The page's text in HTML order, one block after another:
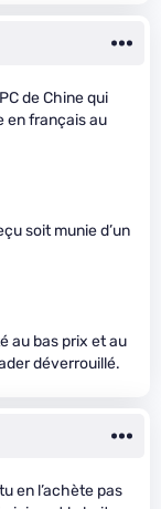
de Chine qui
en français au
soit munie d’un
au bas prix et au
déverrouillé.
en l’achète pas